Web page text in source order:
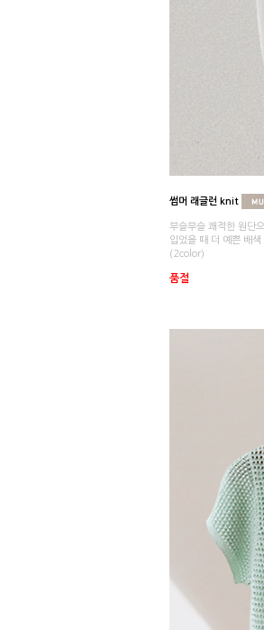
썸머 래글런 knit
부슬부슬 쾌적한 원단
입었을 때 더 예쁜 배
(2color)
품절